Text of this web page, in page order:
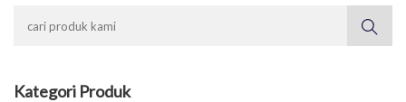
Kategori Produk